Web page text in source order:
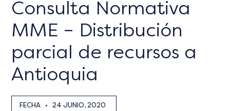
Consulta Normativa
MME – Distribución
parcial de recursos a
Antioquia
FECHA • 24 JUNIO, 2020